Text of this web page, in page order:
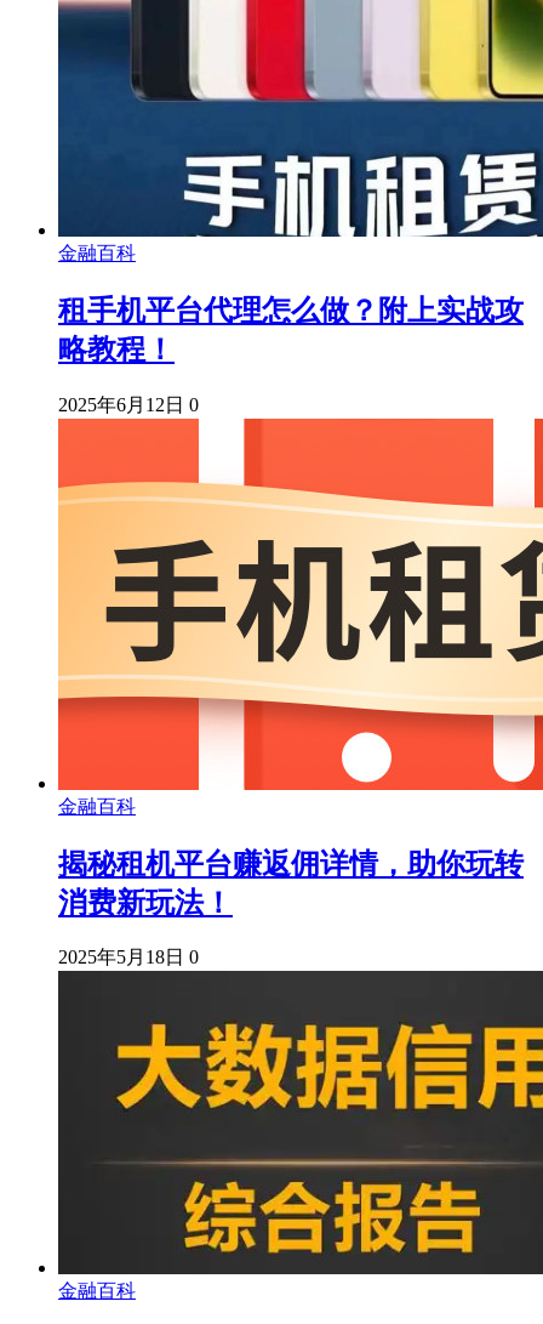
金融百科
租手机平台代理怎么做？附上实战攻
略教程！
2025年6月12日 0
金融百科
揭秘租机平台赚返佣详情，助你玩转
消费新玩法！
2025年5月18日 0
金融百科